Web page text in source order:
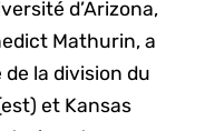
d’Arizona,
Mathurin, a
la division du
et Kansas